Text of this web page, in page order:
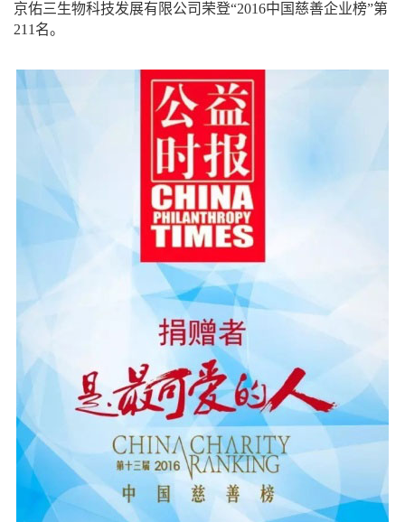
京佑三生物科技发展有限公司荣登“2016中国慈善企业榜”第
211名。